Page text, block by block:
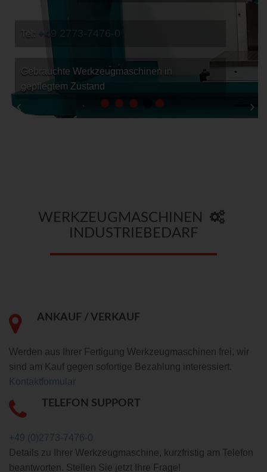
Tel: +49 2773-7476-0
Gebrauchte Werkzeugmaschinen in
gepflegtem Zustand
WERKZEUGMASCHINEN
INDUSTRIEBEDARF
ANKAUF / VERKAUF
Werden aus Ihrer Fertigung Werkzeugmaschinen frei, wir
sind am Kauf gegen sofortige Bezahlung interessiert.
Kontaktformular
TELEFON SUPPORT
+49 (0)2773-7476-0
Details zu Ihrer Werkzeugmaschine, kurzfristig am Telefon
beantworten. Stellen Sie jetzt Ihre Frage!